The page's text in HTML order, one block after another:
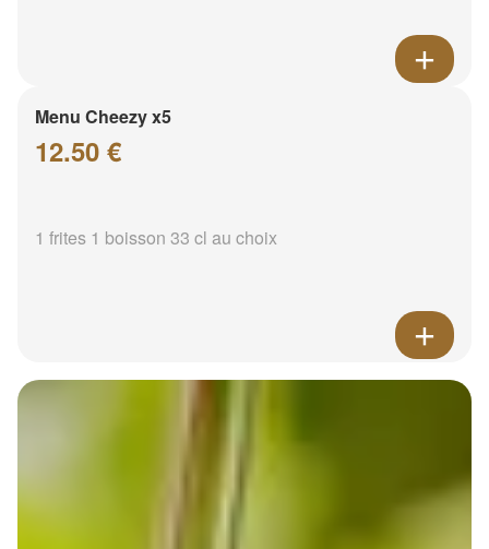
Menu Cheezy x5
12.50 €
1 frites 1 boisson 33 cl au choix